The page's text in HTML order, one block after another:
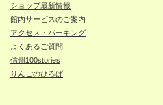
ショップ最新情報
館内サービスのご案内
アクセス・パーキング
よくあるご質問
信州100stories
りんごのひろば